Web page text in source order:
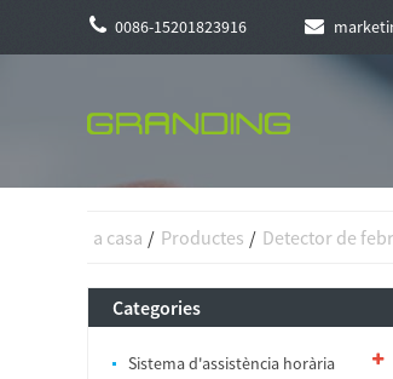
0086-15201823916
a casa Productes Detector de
Categories
Sistema d'assistència horària